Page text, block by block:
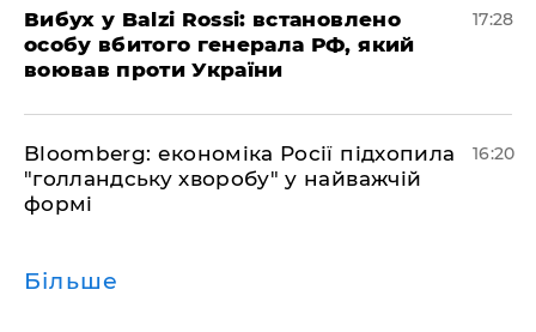
​Вибух у Balzi Rossi: встановлено
особу вбитого генерала РФ, який
воював проти України
17:28
Bloomberg: економіка Росії підхопила
"голландську хворобу" у найважчій
формі
16:20
Більше